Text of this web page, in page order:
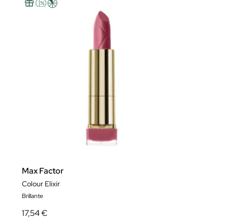
Max Factor
Colour Elixir
Brillante
17,54 €